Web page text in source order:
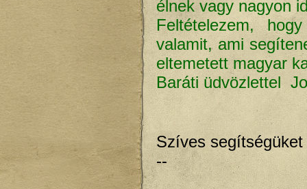
élnek vagy nagyon
Feltételezem,
valamit, ami
eltemetett magyar
Baráti üdvözlettel
Szíves
--